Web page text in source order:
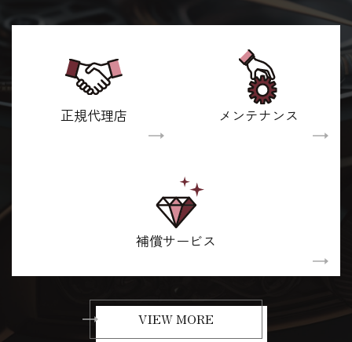
正規代理店 メンテナンス
補償サービス
VIEW MORE